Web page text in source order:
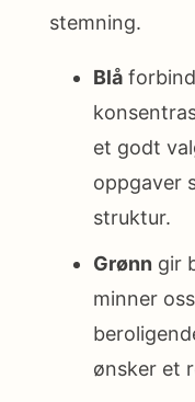
stemning.
Blå
et godt
oppgaver
struktur.
Grønn gir
minner
ønsker et